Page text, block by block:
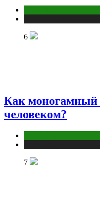
6
Как моногамный
человеком?
7